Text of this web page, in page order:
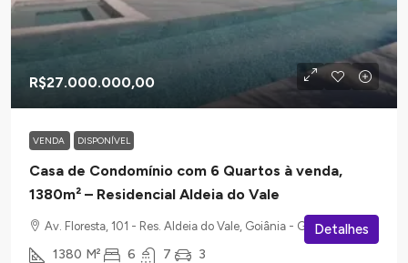
R$27.000.000,00
VENDA DISPONÍVEL
Casa de Condomínio com 6 Quartos à venda,
1380m² – Residencial Aldeia do Vale
Av. Floresta, 101 - Res. Aldeia do Vale, Goiânia - GO
1380 M² 6 7 3
Detalhes